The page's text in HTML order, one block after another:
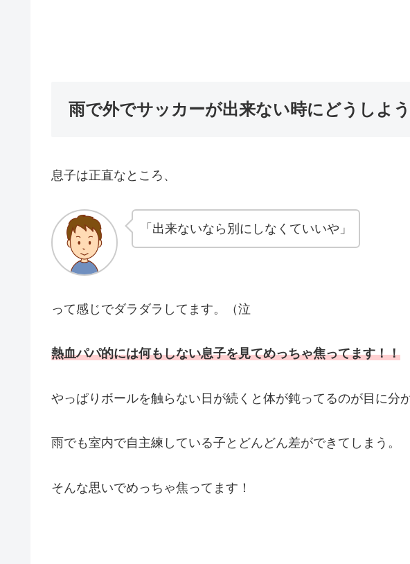
雨で外でサッカーが出来ない時にどうしよう
息子は正直なところ、
「出来ないなら別にしなくていいや」
って感じでダラダラしてます。（泣
熱血パパ的には何もしない息子を見てめっちゃ焦ってます！！
やっぱりボールを触らない日が続くと体が鈍ってるのが目に分
雨でも室内で自主練している子とどんどん差ができてしまう。
そんな思いでめっちゃ焦ってます！